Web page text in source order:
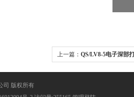
上一篇： QS/LV8-5电子深部
司 版权所有